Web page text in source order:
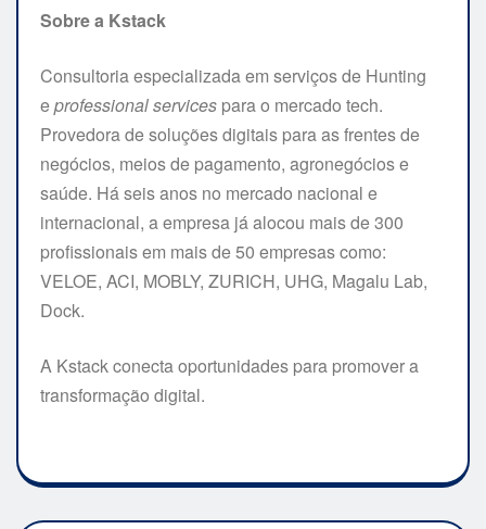
Sobre a Kstack
Consultoria especializada em serviços de Hunting
eprofessional services para o mercado tech.
Provedora de soluções digitais para as frentes de
negócios, meios de pagamento, agronegócios e
saúde. Há seis anos no mercado nacional e
internacional, a empresa já alocou mais de 300
profissionais em mais de 50 empresas como:
VELOE, ACI, MOBLY, ZURICH, UHG, Magalu Lab,
Dock.
A Kstack conecta oportunidades para promover a
transformação digital.